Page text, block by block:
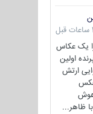
یک عکاس
اولین
ارتش
ظاهر...